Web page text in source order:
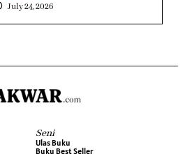
July 24, 2026
Seni
Ulas Buku
Buku Best Seller